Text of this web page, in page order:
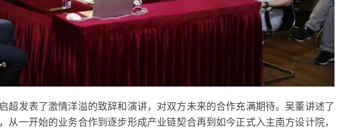
超发表了激情洋溢的致辞和演讲，对双方未来的合作充满期待。吴董讲述了
从一开始的业务合作到逐步形成产业链契合再到如今正式入主南方设计院，